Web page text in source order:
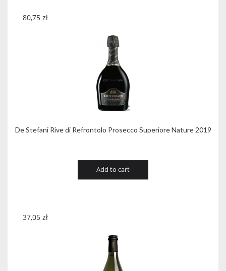
De Stefani Rive di Refrontolo Prosecco Superiore Nature 2019
80,75 zł
Add to cart
37,05 zł